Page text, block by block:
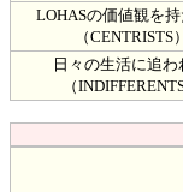
LOHASの価値観を
（CENTRISTS）
日々の生活に追わ
（INDIFFERENTS